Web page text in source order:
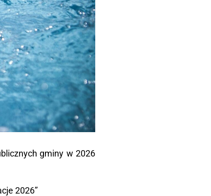
gminy w 2026
2026”